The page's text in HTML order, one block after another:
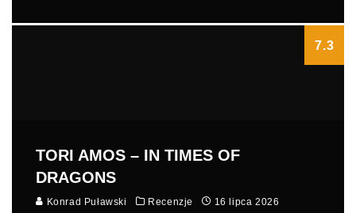
7.3
TORI AMOS – IN TIMES OF
DRAGONS
Konrad Puławski Recenzje 16 lipca 2026